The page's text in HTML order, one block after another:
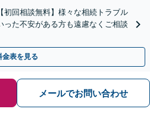
初回相談無料】様々な相続トラブル
た不安がある方も遠慮なくご相談
金表を見る
メールでお問い合わせ